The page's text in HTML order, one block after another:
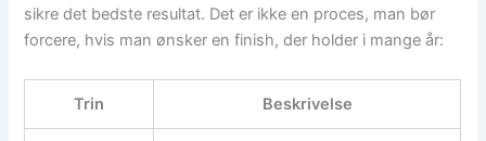
sikre det bedste resultat. Det er ikke en proces, man bør
forcere, hvis man ønsker en finish, der holder i mange år:
Trin Beskrivelse